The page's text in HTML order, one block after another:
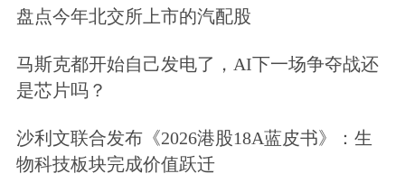
积金在5元以上的还有 新华保险 、嘉友
等。
盘点今年北交所上市的汽配股
马斯克都开始自己发电了，AI下一场争夺战还
是芯片吗？
沙利文联合发布《2026港股18A蓝皮书》：生
物科技板块完成价值跃迁